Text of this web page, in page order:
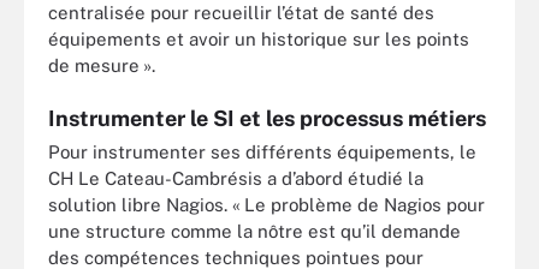
centralisée pour recueillir l’état de santé des
équipements et avoir un historique sur les points
de mesure ».
Instrumenter le SI et les processus métiers
Pour instrumenter ses différents équipements, le
CH Le Cateau-Cambrésis a d’abord étudié la
solution libre Nagios. « Le problème de Nagios pour
une structure comme la nôtre est qu’il demande
des compétences techniques pointues pour